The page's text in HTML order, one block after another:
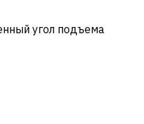
угол подъема